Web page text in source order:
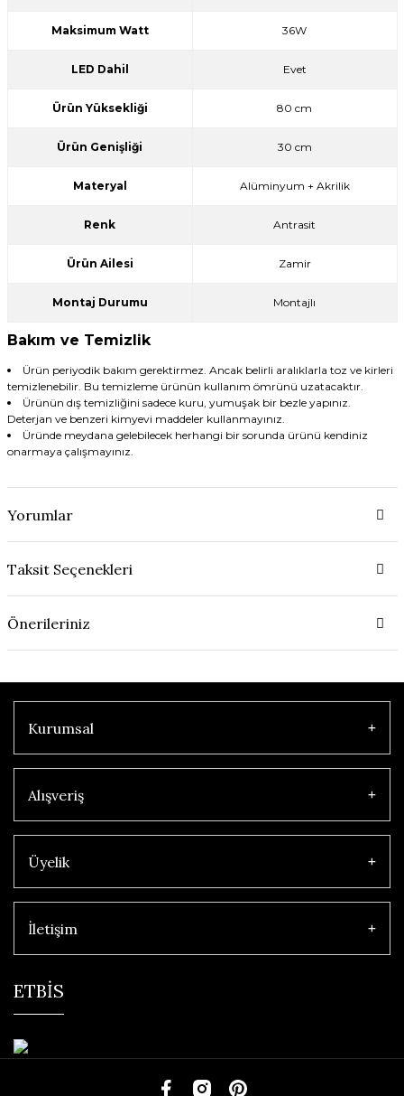
Maksimum Watt 36W
LED Dahil Evet
Ürün Yüksekliği 80 cm
Ürün Genişliği 30 cm
Materyal Alüminyum + Akrilik
Renk Antrasit
Ürün Ailesi Zamir
Montaj Durumu Montajlı
Bakım ve Temizlik
Ürün periyodik bakım gerektirmez. Ancak belirli aralıklarla toz ve kirleri
temizlenebilir. Bu temizleme ürünün kullanım ömrünü uzatacaktır.
Ürünün dış temizliğini sadece kuru, yumuşak bir bezle yapınız.
Deterjan ve benzeri kimyevi maddeler kullanmayınız.
Üründe meydana gelebilecek herhangi bir sorunda ürünü kendiniz
onarmaya çalışmayınız.
Yorumlar
Taksit Seçenekleri
Önerileriniz
Kurumsal
Alışveriş
Üyelik
İletişim
ETBİS